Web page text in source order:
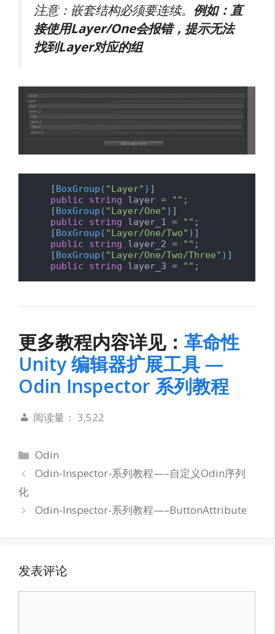
注意：嵌套结构必须要连续。 例如：直
接使用Layer/One会报错，提示无法
找到Layer对应的组
    [
BoxGroup( "Layer" ) ]
public
string layer = "" ;
    [
BoxGroup( "Layer/One" ) ]
public
string layer_1 = "" ;
    [
BoxGroup( "Layer/One/Two" ) ]
public
string layer_2 = "" ;
    [
BoxGroup( "Layer/One/Two/Three" ) ]
public
string layer_3 = "" ;
更多教程内容详见： 革命性
Unity 编辑器扩展工具 —
Odin Inspector 系列教程
阅读量： 3,522
分
类
Odin
Odin-Inspector-系列教程—–自定义Odin序列
化
Odin-Inspector-系列教程—–ButtonAttribute
发表评论